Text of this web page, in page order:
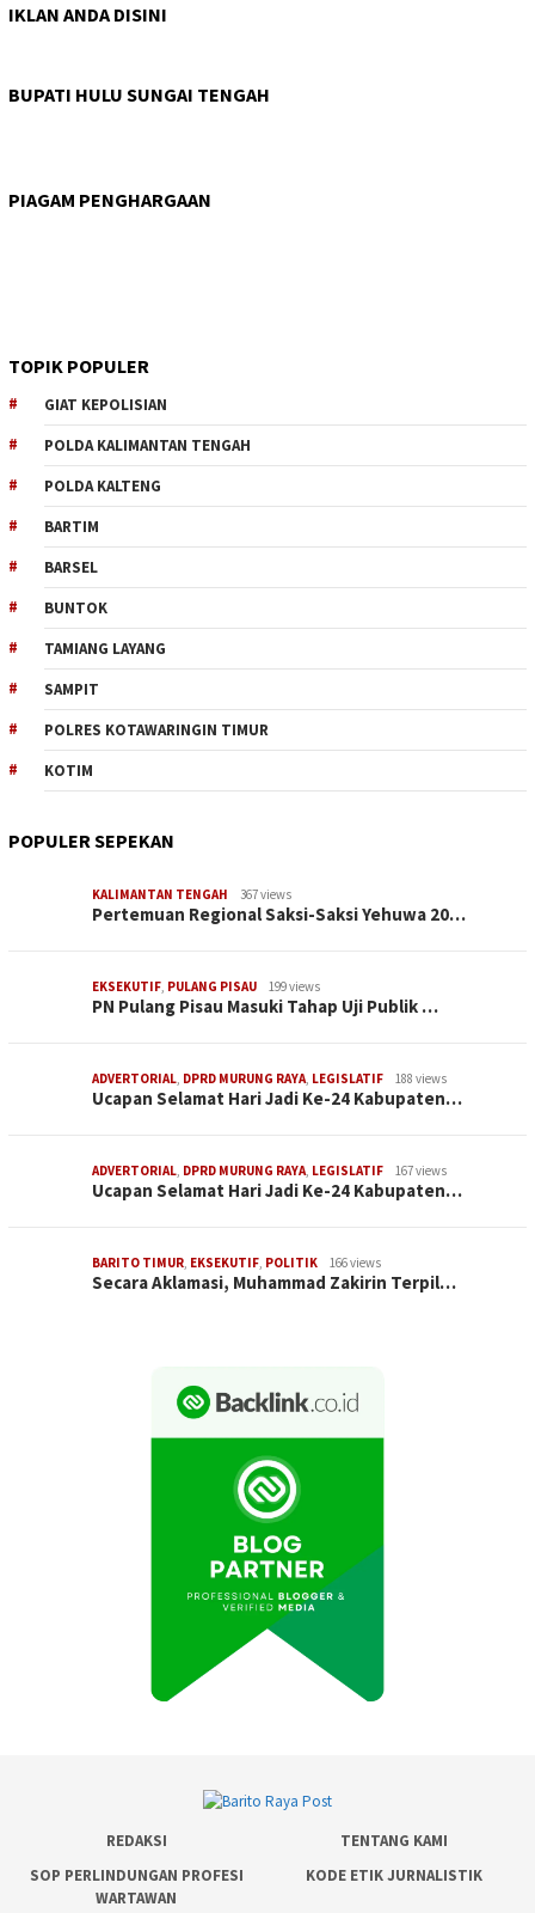
IKLAN ANDA DISINI
BUPATI HULU SUNGAI TENGAH
PIAGAM PENGHARGAAN
TOPIK POPULER
GIAT KEPOLISIAN
POLDA KALIMANTAN TENGAH
POLDA KALTENG
BARTIM
BARSEL
BUNTOK
TAMIANG LAYANG
SAMPIT
POLRES KOTAWARINGIN TIMUR
KOTIM
POPULER SEPEKAN
KALIMANTAN TENGAH 367 views
Pertemuan Regional Saksi-Saksi Yehuwa 20…
EKSEKUTIF PULANG PISAU 199 views
PN Pulang Pisau Masuki Tahap Uji Publik …
ADVERTORIAL DPRD MURUNG RAYA LEGISLATIF 188 views
Ucapan Selamat Hari Jadi Ke-24 Kabupaten…
ADVERTORIAL DPRD MURUNG RAYA LEGISLATIF 167 views
Ucapan Selamat Hari Jadi Ke-24 Kabupaten…
BARITO TIMUR EKSEKUTIF POLITIK 166 views
Secara Aklamasi, Muhammad Zakirin Terpil…
REDAKSI
TENTANG KAMI
SOP PERLINDUNGAN PROFESI
WARTAWAN
KODE ETIK JURNALISTIK